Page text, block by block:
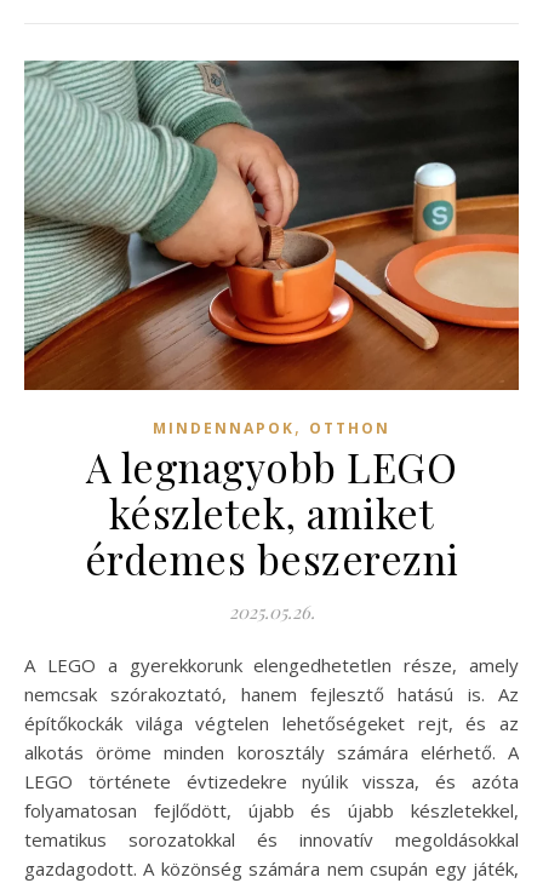
MINDENNAPOK, OTTHON
A legnagyobb LEGO
készletek, amiket
érdemes beszerezni
2025.05.26.
A LEGO a gyerekkorunk elengedhetetlen része, amely
nemcsak szórakoztató, hanem fejlesztő hatású is. Az
építőkockák világa végtelen lehetőségeket rejt, és az
alkotás öröme minden korosztály számára elérhető. A
LEGO története évtizedekre nyúlik vissza, és azóta
folyamatosan fejlődött, újabb és újabb készletekkel,
tematikus sorozatokkal és innovatív megoldásokkal
gazdagodott. A közönség számára nem csupán egy játék,